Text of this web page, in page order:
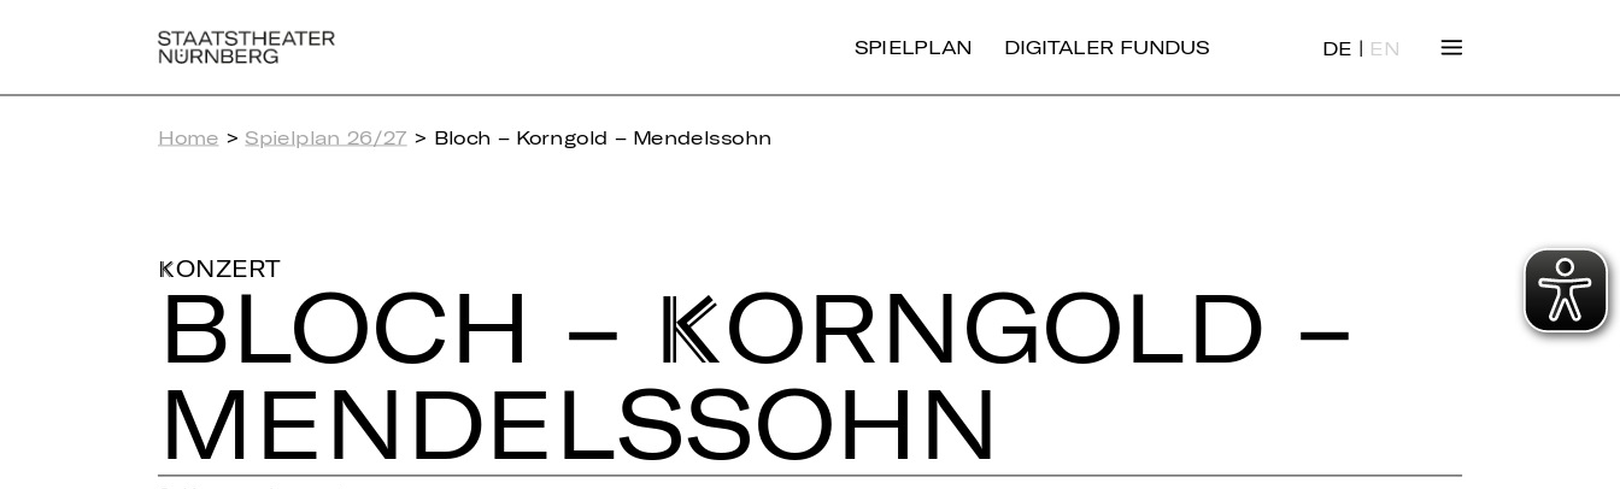
SPIELPLAN DIGITALER FUNDUS DE | EN
Home > Spielplan 26/27 > Bloch – Korngold – Mendelssohn
KONZERT
BLOCH – KORN­GOLD –
MEN­DELS­SOHN